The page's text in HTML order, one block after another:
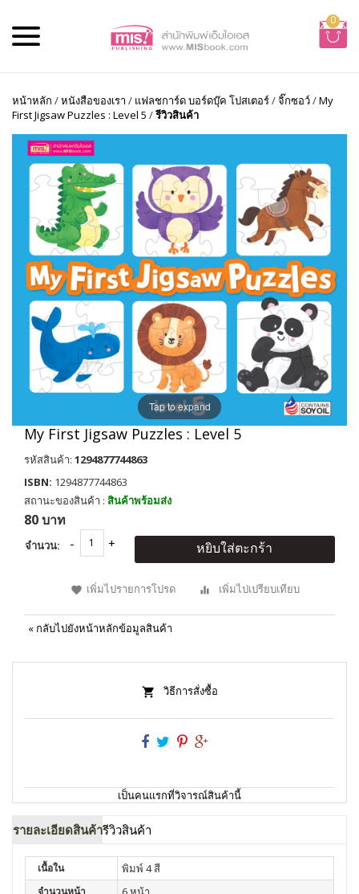
0
หน้าหลัก /หนังสือของเรา / แฟลชการ์ด บอร์ดบุ๊ค โปสเตอร์/จิ๊กซอว์/My
First Jigsaw Puzzles : Level 5 /รีวิวสินค้า
Tap to expand
My First Jigsaw Puzzles : Level 5
รหัสสินค้า: 1294877744863
ISBN: 1294877744863
สถานะของสินค้า : สินค้าพร้อมส่ง
80 บาท
จำนวน: หยิบใส่ตะกร้า
เพิ่มไปรายการโปรด เพิ่มไปเปรียบเทียบ
« กลับไปยังหน้าหลักข้อมูลสินค้า
วิธีการสั่งซื้อ
เป็นคนแรกที่วิจารณ์สินค้านี้
รายละเอียดสินค้ารีวิวสินค้า
เนื้อใน พิมพ์ 4 สี
จำนวนหน้า